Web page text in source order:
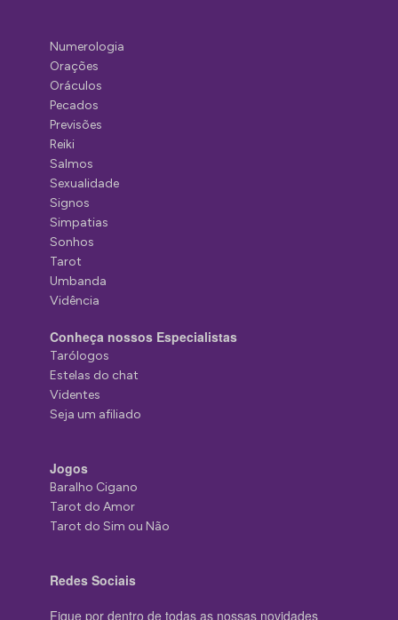
Numerologia
Orações
Oráculos
Pecados
Previsões
Reiki
Salmos
Sexualidade
Signos
Simpatias
Sonhos
Tarot
Umbanda
Vidência
Conheça nossos Especialistas
Tarólogos
Estelas do chat
Videntes
Seja um afiliado
Jogos
Baralho Cigano
Tarot do Amor
Tarot do Sim ou Não
Redes Sociais
Fique por dentro de todas as nossas novidades